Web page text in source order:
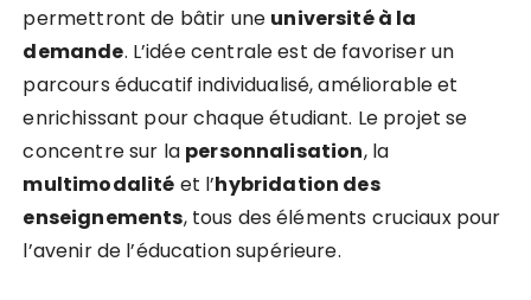
permettront de bâtir une universitéà la
demande. L’idée centrale est de favoriser un
parcours éducatif individualisé, améliorable et
enrichissant pour chaque étudiant. Le projet se
concentre sur la personnalisation, la
multimodalité et l’hybridation des
enseignements, tous des éléments cruciaux pour
l’avenir de l’éducation supérieure.